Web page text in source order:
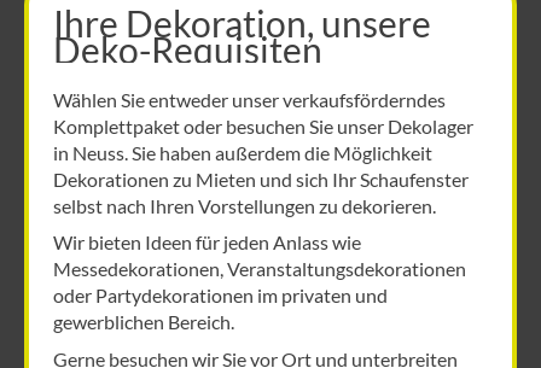
Ihre Dekoration, unsere
Deko-Requisiten
Wählen Sie entweder unser verkaufsförderndes
Komplettpaket oder besuchen Sie unser Dekolager
in Neuss. Sie haben außerdem die Möglichkeit
Dekorationen zu Mieten und sich Ihr Schaufenster
selbst nach Ihren Vorstellungen zu dekorieren.
Wir bieten Ideen für jeden Anlass wie
Messedekorationen, Veranstaltungsdekorationen
oder Partydekorationen im privaten und
gewerblichen Bereich.
Gerne besuchen wir Sie vor Ort und unterbreiten